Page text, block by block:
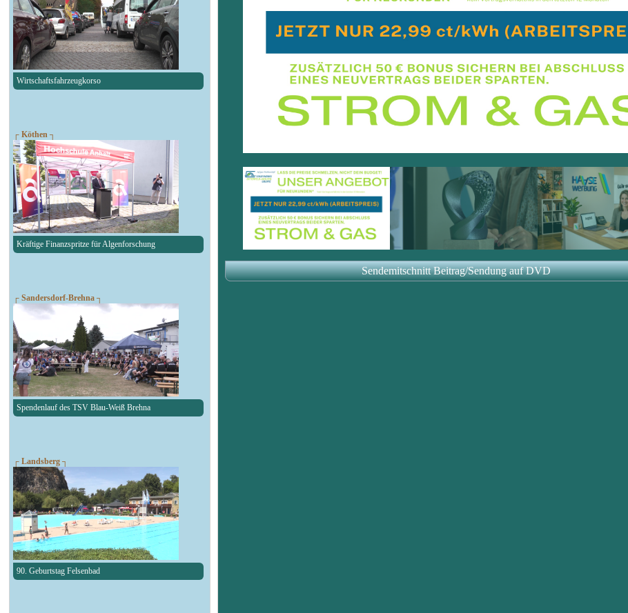
Wirtschaftsfahrzeugkorso
┌ Köthen ┐
Kräftige Finanzspritze für Algenforschung
┌ Sandersdorf-Brehna ┐
Spendenlauf des TSV Blau-Weiß Brehna
┌ Landsberg ┐
90. Geburtstag Felsenbad
Sendemitschnitt Beitrag/Sendung auf DVD